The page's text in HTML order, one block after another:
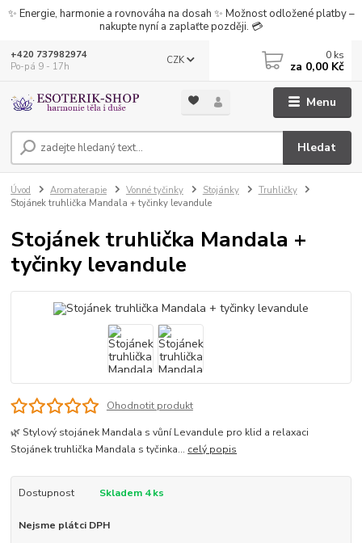
✨ Energie, harmonie a rovnováha na dosah ✨ Možnost odložené platby –
nakupte nyní a zaplaťte později. 💳
Menu
CZK
Hledat
+420 737982974
Po-pá 9 - 17h
0 ks
za 0,00 Kč
Úvod Aromaterapie Vonné tyčinky Stojánky
Truhličky
Stojánek truhlička Mandala + tyčinky levandule
Stojánek truhlička Mandala +
tyčinky levandule
Ohodnotit produkt
🌿 Stylový stojánek Mandala s vůní Levandule pro klid a relaxaci
Stojánek truhlička Mandala s tyčinka... celý popis
Dostupnost Skladem 4 ks
Nejsme plátci DPH